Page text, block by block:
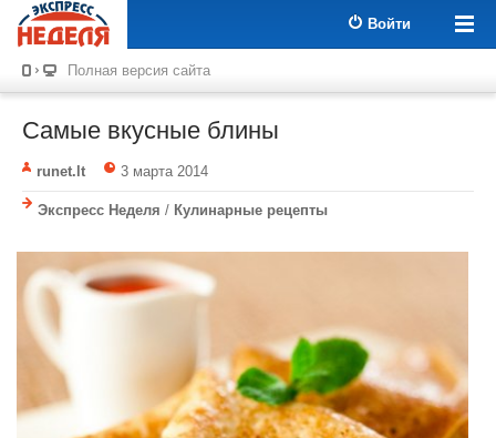
Войти
Полная версия сайта
Самые вкусные блины
runet.lt 3 марта 2014
Экспресс Неделя / Кулинарные рецепты